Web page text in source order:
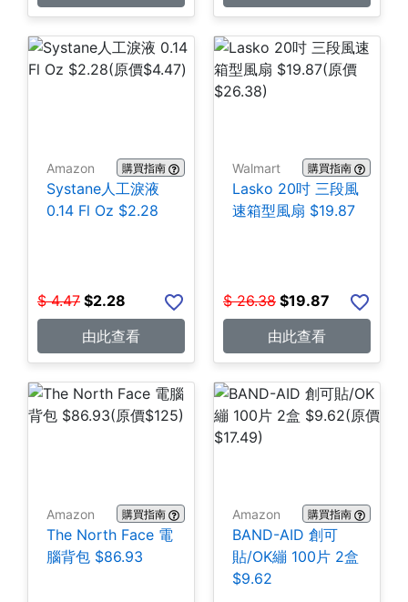
Amazon 購買指南
Systane人工淚液
0.14 Fl Oz $2.28
$ 4.47 $2.28
由此查看
Walmart 購買指南
Lasko 20吋 三段風
速箱型風扇 $19.87
$ 26.38 $19.87
由此查看
Amazon 購買指南
The North Face 電
腦背包 $86.93
Amazon 購買指南
BAND-AID 創可
貼/OK繃 100片 2盒
$9.62